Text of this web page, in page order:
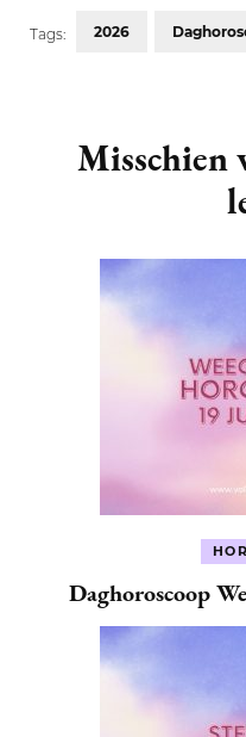
Tags: 2026
Navigation
Misschien
Daghoroscoop